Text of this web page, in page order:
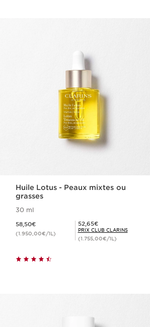
Huile Lotus - Peaux mixtes ou
grasses
30 ml
58,50€
(1.950,00€/1L)
Prix Club Clarins 52,65€
52,65€
PRIX CLUB CLARINS
(1.755,00€/1L)